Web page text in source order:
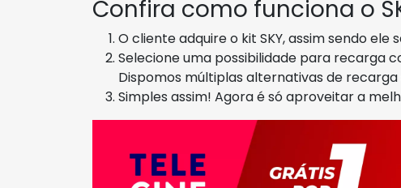
Confira como funciona o
O cliente adquire o kit SKY, assim sendo
Selecione uma possibilidade para recarga
Dispomos múltiplas alternativas de
Simples assim! Agora é só aproveitar a